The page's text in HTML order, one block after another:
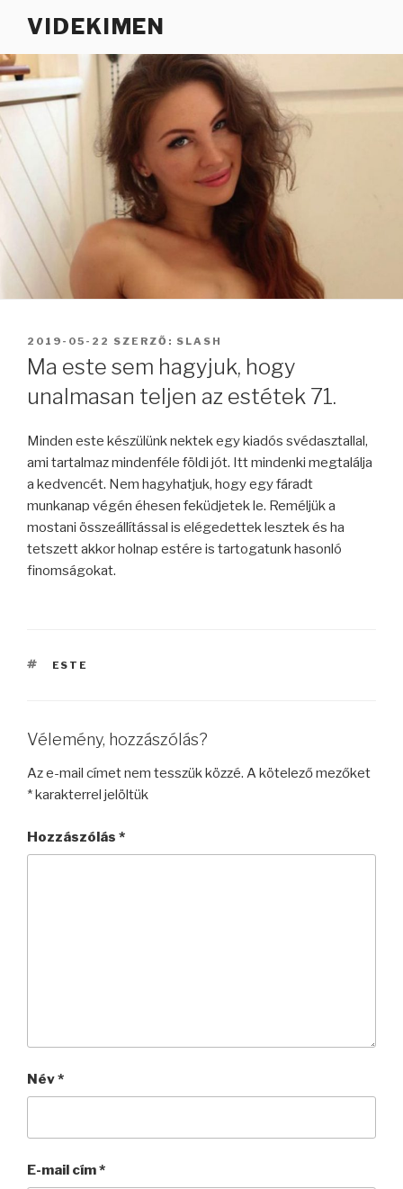
VIDEKIMEN
BEKÜLDVE:
2019-05-22 SZERZŐ: SLASH
Ma este sem hagyjuk, hogy
unalmasan teljen az estétek 71.
Minden este készülünk nektek egy kiadós svédasztallal,
ami tartalmaz mindenféle földi jót. Itt mindenki megtalálja
a kedvencét. Nem hagyhatjuk, hogy egy fáradt
munkanap végén éhesen feküdjetek le. Reméljük a
mostani összeállítással is elégedettek lesztek és ha
tetszett akkor holnap estére is tartogatunk hasonló
finomságokat.
CÍMKÉK
ESTE
Vélemény, hozzászólás?
Az e-mail címet nem tesszük közzé. A kötelező mezőket
*karakterrel jelöltük
Hozzászólás *
Név*
E-mail cím*